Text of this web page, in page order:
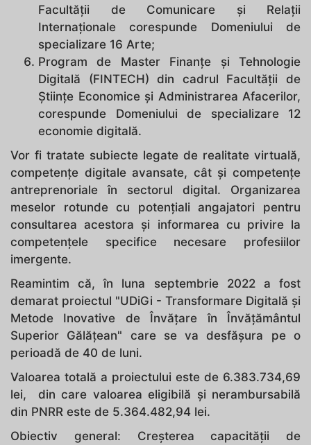
Facultății de Comunicare și Relații
Internaționale corespunde Domeniului de
specializare 16 Arte;
Program de Master Finanțe și Tehnologie
Digitală (FINTECH) din cadrul Facultății de
Științe Economice și Administrarea Afacerilor,
corespunde Domeniului de specializare 12
economie digitală.
Vor fi tratate subiecte legate de realitate virtuală,
competențe digitale avansate, cât și competențe
antreprenoriale în sectorul digital. Organizarea
meselor rotunde cu potențiali angajatori pentru
consultarea acestora și informarea cu privire la
competențele specifice necesare profesiilor
imergente.
Reamintim că, în luna septembrie 2022 a fost
demarat proiectul "UDiGi - Transformare Digitală și
Metode Inovative de Învățare în Învățământul
Superior Gălățean" care se va desfășura pe o
perioadă de 40 de luni.
Valoarea totală a proiectului este de 6.383.734,69
lei, din care valoarea eligibilă și nerambursabilă
din PNRR este de 5.364.482,94 lei.
Obiectiv general: Creșterea capacității de